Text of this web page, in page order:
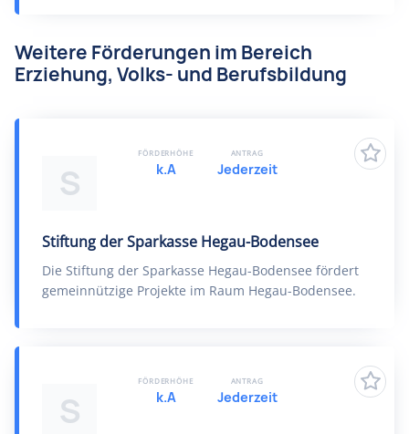
Weitere Förderungen im Bereich
Erziehung, Volks- und Berufsbildung
S
Stiftung der Sparkasse Hegau-Bodensee
Die Stiftung der Sparkasse Hegau-Bodensee fördert
gemeinnützige Projekte im Raum Hegau-Bodensee.
FÖRDERHÖHE
k.A
ANTRAG
Jederzeit
S
FÖRDERHÖHE
k.A
ANTRAG
Jederzeit